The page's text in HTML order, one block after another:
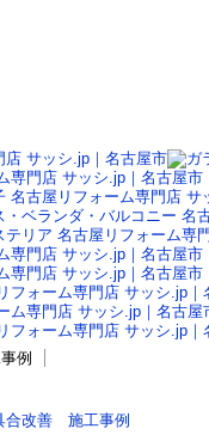
例
合改善 施工事例